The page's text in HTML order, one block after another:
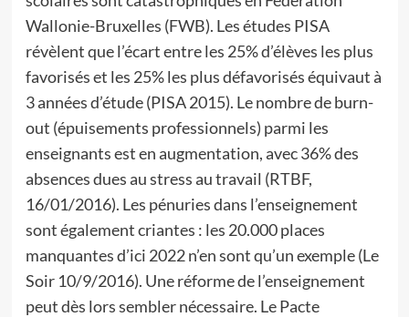
Wallonie-Bruxelles (FWB). Les études PISA
révèlent que l’écart entre les 25% d’élèves les plus
favorisés et les 25% les plus défavorisés équivaut à
3 années d’étude (PISA 2015). Le nombre de burn-
out (épuisements professionnels) parmi les
enseignants est en augmentation, avec 36% des
absences dues au stress au travail (RTBF,
16/01/2016). Les pénuries dans l’enseignement
sont également criantes : les 20.000 places
manquantes d’ici 2022 n’en sont qu’un exemple (Le
Soir 10/9/2016). Une réforme de l’enseignement
peut dès lors sembler nécessaire. Le Pacte